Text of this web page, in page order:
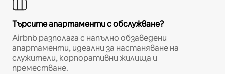
Търсите апартаменти с обслужване?
Airbnb разполага с напълно обзаведени
апартаменти, идеални за настаняване на
служители, корпоративни жилища и
преместване.